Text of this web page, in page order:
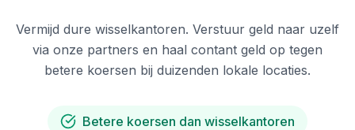
Vermijd dure wisselkantoren. Verstuur geld naar uzelf
via onze partners en haal contant geld op tegen
betere koersen bij duizenden lokale locaties.
Betere koersen dan wisselkantoren